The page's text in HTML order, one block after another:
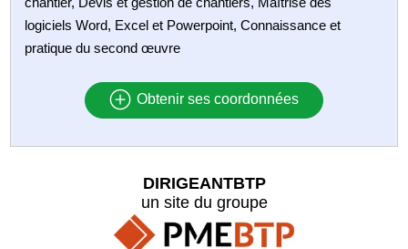
logiciels Word, Excel et Powerpoint, Connaissance et
pratique du second œuvre
Obtenir ses coordonnées
DIRIGEANTBTP
un site du groupe